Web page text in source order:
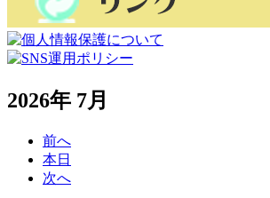
2026年 7月
前へ
本日
次へ